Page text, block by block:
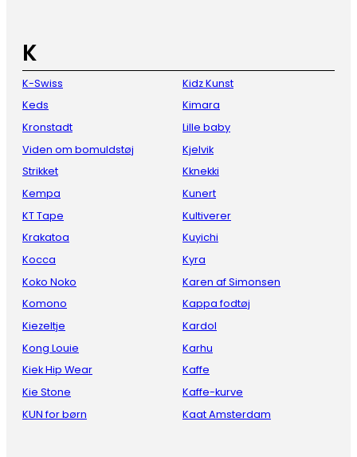
K
K-Swiss
Keds
Kronstadt
Viden om bomuldstøj
Strikket
Kempa
KT Tape
Krakatoa
Kocca
Koko Noko
Komono
Kiezeltje
Kong Louie
Kiek Hip Wear
Kie Stone
KUN for børn
Kidz Kunst
Kimara
Lille baby
Kjelvik
Kknekki
Kunert
Kultiverer
Kuyichi
Kyra
Karen af Simonsen
Kappa fodtøj
Kardol
Karhu
Kaffe
Kaffe-kurve
Kaat Amsterdam